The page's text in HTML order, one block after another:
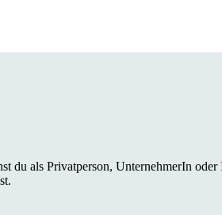
du als Privatperson, UnternehmerIn